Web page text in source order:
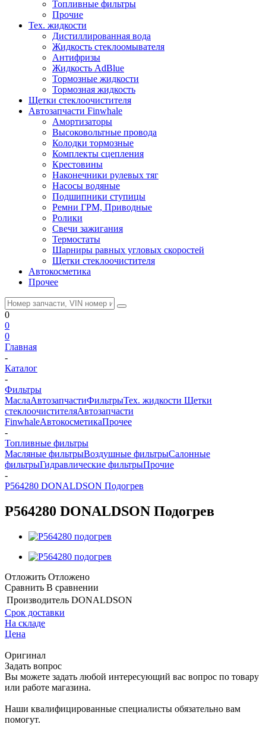
Топливные фильтры
Прочие
Тех. жидкости
Дистиллированная вода
Жидкость стеклоомывателя
Антифризы
Жидкость AdBlue
Тормозные жидкости
Тормозная жидкость
Щетки стеклоочистителя
Автозапчасти Finwhale
Амортизаторы
Высоковольтные провода
Колодки тормозные
Комплекты сцепления
Крестовины
Наконечники рулевых тяг
Насосы водяные
Подшипники ступицы
Ремни ГРМ, Приводные
Ролики
Свечи зажигания
Термостаты
Шарниры равных угловых скоростей
Щетки стеклоочистителя
Автокосметика
Прочее
0
0
0
Главная
-
Каталог
-
Фильтры
МаслаАвтозапчастиФильтрыТех. жидкости Щетки
стеклоочистителяАвтозапчасти
FinwhaleАвтокосметикаПрочее
-
Топливные фильтры
Масляные фильтрыВоздушные фильтрыСалонные
фильтрыГидравлические фильтрыПрочие
-
P564280 DONALDSON Подогрев
P564280 DONALDSON Подогрев
Отложить Отложено
Сравнить В сравнении
Производитель DONALDSON
Срок доставки
На складе
Цена
Оригинал
Задать вопрос
Вы можете задать любой интересующий вас вопрос по товару
или работе магазина.
Наши квалифицированные специалисты обязательно вам
помогут.